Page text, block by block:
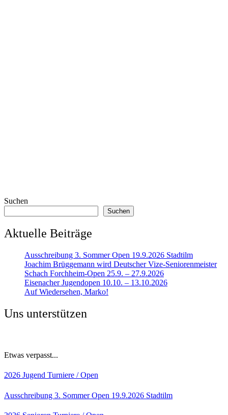
Suchen
Suchen
Aktuelle Beiträge
Ausschreibung 3. Sommer Open 19.9.2026 Stadtilm
Joachim Brüggemann wird Deutscher Vize-Seniorenmeister
Schach Forchheim-Open 25.9. – 27.9.2026
Eisenacher Jugendopen 10.10. – 13.10.2026
Auf Wiedersehen, Marko!
Uns unterstützen
Etwas verpasst...
2026 Jugend Turniere / Open
Ausschreibung 3. Sommer Open 19.9.2026 Stadtilm